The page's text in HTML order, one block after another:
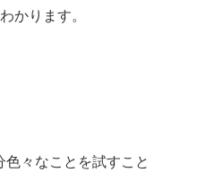
かります。
々なことを試すこと